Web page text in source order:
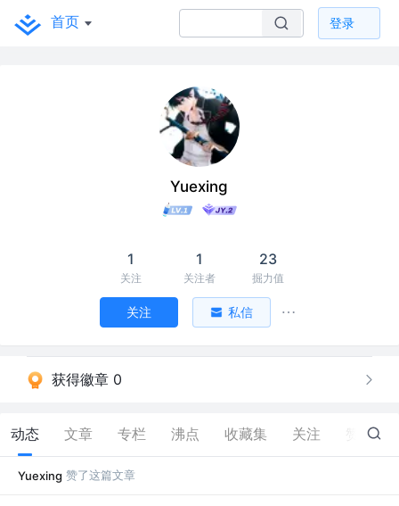
首页 登录
Yuexing
1
关注
1
关注者
23
掘力值
关注 私信
获得徽章 0
动态 文章 专栏 沸点 收藏集 关注 3
Yuexing 赞了这篇文章